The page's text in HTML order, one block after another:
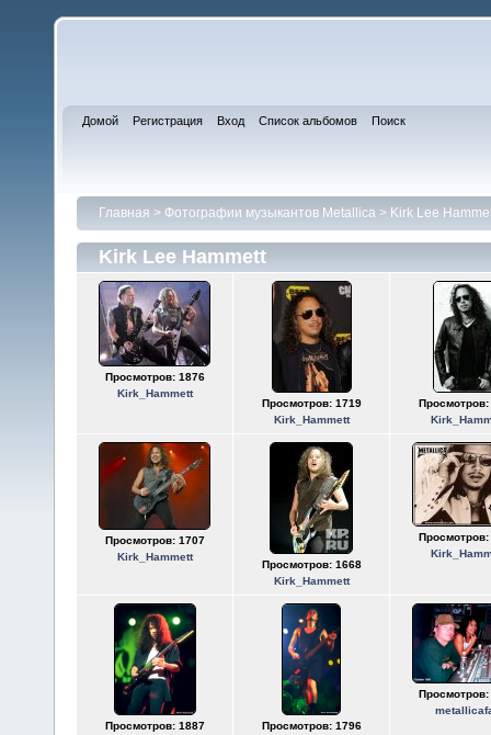
Домой Регистрация Вход Список альбомов Поиск
Главная > Фотографии музыкантов Metallica > Kirk Lee
Kirk Lee Hammett
Просмотров: 1876
Kirk_Hammett
Просмотров: 1719
Kirk_Hammett
Просмотров:
Просмотров: 1707
Kirk_Hammett
Просмотров: 1668
Kirk_Hammett
Просмотров:
Просмотров: 1887
Просмотров: 1796
Просмотров: